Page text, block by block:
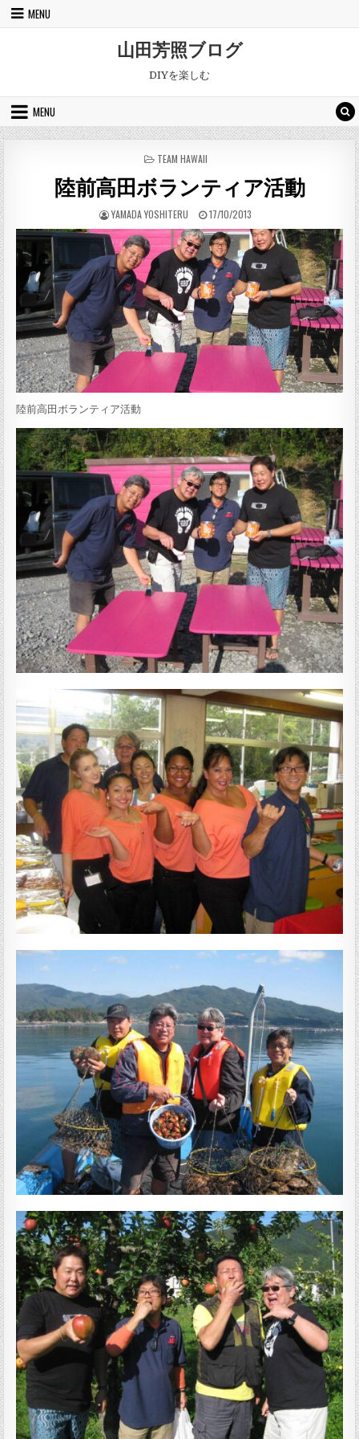
Skip to content
MENU
山田芳照ブログ
DIYを楽しむ
MENU
POSTED IN
TEAM HAWAII
陸前高田ボランティア活動
AUTHOR:
YAMADA YOSHITERU PUBLISHED DATE:
17/10/2013
陸前高田ボランティア活動